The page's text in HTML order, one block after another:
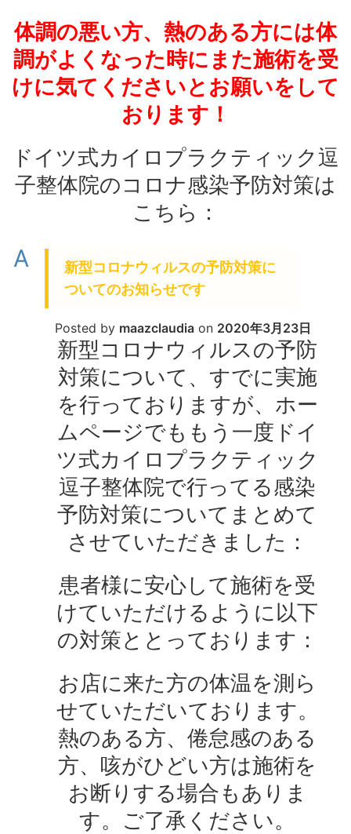
体調の悪い方、熱のある方には体
調がよくなった時にまた施術を受
けに気てくださいとお願いをして
おります！
ドイツ式カイロプラクティック逗
子整体院のコロナ感染予防対策は
こちら：
A
新型コロナウィルスの予防対策に
ついてのお知らせです
Posted by maazclaudia on 2020年3月23日
新型コロナウィルスの予防
対策について、すでに実施
を行っておりますが、ホー
ムページでももう一度ドイ
ツ式カイロプラクティック
逗子整体院で行ってる感染
予防対策についてまとめて
させていただきました：
患者様に安心して施術を受
けていただけるように以下
の対策ととっております：
お店に来た方の体温を測ら
せていただいております。
熱のある方、倦怠感のある
方、咳がひどい方は施術を
お断りする場合もありま
す。ご了承ください。